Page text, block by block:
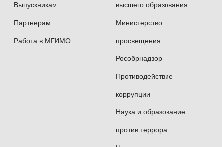
Выпускникам
Партнерам
Работа в МГИМО
высшего образования
Министерство
просвещения
Рособрнадзор
Противодействие
коррупции
Наука и образование
против террора